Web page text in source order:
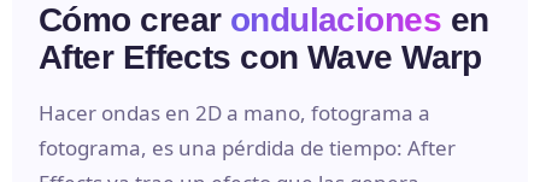
Cómo crear ondulaciones en
After Effects con Wave Warp
Hacer ondas en 2D a mano, fotograma a
fotograma, es una pérdida de tiempo: After